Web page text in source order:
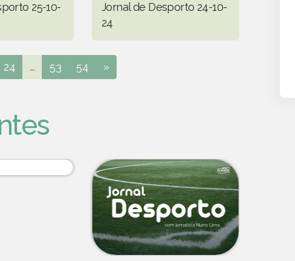
25-10-
Jornal de Desporto 24-10-
24
24 ... 53 54 »